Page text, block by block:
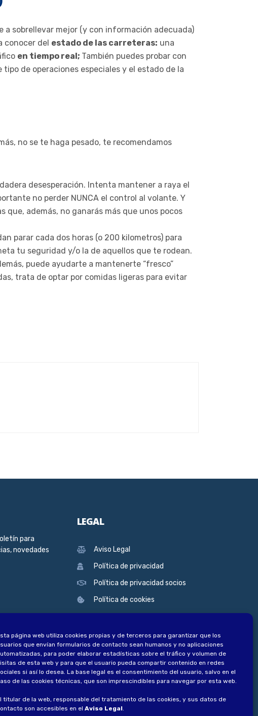
página web utiliza cookies propias y de terceros para garantizar que los
que envían formularios de contacto sean humanos y no aplicaciones
para poder elaborar estadísticas sobre el tráfico y volumen de
de esta web y para que el usuario pueda compartir contenido en redes
si así lo desea. La base legal es el consentimiento del usuario, salvo en el
de las cookies técnicas, que son imprescindibles para navegar por esta web.
titular de la web, responsable del tratamiento de las cookies, y sus datos de
son accesibles en el Aviso Legal.
sobrellevar mejor (y con información adecuada)
conocer del estado de las carreteras: una
en tiempo real; También puedes probar con
de operaciones especiales y el estado de la
no se te haga pesado, te recomendamos
desesperación. Intenta mantener a raya el
no perder NUNCA el control al volante. Y
además, no ganarás más que unos pocos
parar cada dos horas (o 200 kilometros) para
tu seguridad y/o la de aquellos que te rodean.
puede ayudarte a mantenerte “fresco”
trata de optar por comidas ligeras para evitar
para
novedades
LEGAL
Aviso Legal
Política de privacidad
Política de privacidad socios
Política de cookies